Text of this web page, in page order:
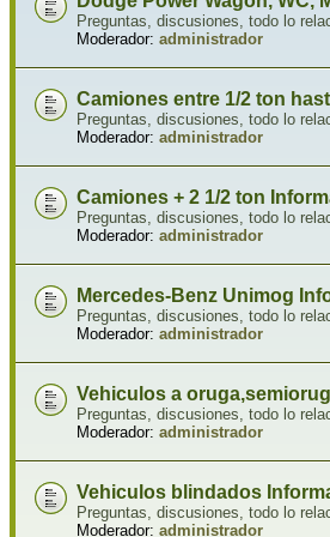
Preguntas, discusiones, todo lo
Moderador: administrador
Camiones entre 1/2 ton
Preguntas, discusiones, todo lo
Moderador: administrador
Camiones + 2 1/2 ton
Preguntas, discusiones, todo lo
Moderador: administrador
Mercedes-Benz Unimog
Preguntas, discusiones, todo lo
Moderador: administrador
Vehiculos a
Preguntas, discusiones, todo lo
Moderador: administrador
Vehiculos blindados
Preguntas, discusiones, todo lo
Moderador: administrador